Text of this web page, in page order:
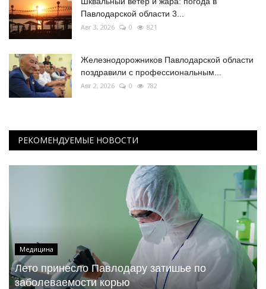
Павлодарской области 3...
Авг 3, 2026 0 821
Железнодорожников Павлодарской области
поздравили с профессиональным...
Авг 2, 2026 0 782
РЕКОМЕНДУЕМЫЕ НОВОСТИ
Медицина
Лето принесло Павлодару затишье по
заболеваемости корью